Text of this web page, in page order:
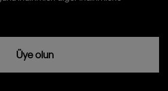
Üye olun